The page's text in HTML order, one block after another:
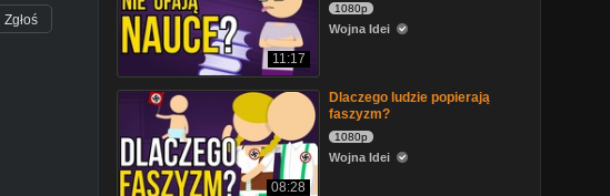
Zgłoś
11:17
1080p
Wojna Idei
08:28
Dlaczego ludzie popierają
faszyzm?
1080p
Wojna Idei